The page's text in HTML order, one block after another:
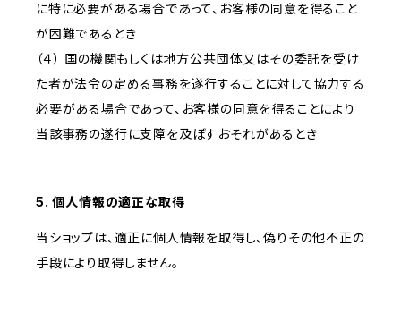
に特に必要がある場合であって、お客様の同意を得ること
が困難であるとき
（４） 国の機関もしくは地方公共団体又はその委託を受け
た者が法令の定める事務を遂行することに対して協力する
必要がある場合であって、お客様の同意を得ることにより
当該事務の遂行に支障を及ぼすおそれがあるとき
5. 個人情報の適正な取得
当ショップは、適正に個人情報を取得し、偽りその他不正の
手段により取得しません。